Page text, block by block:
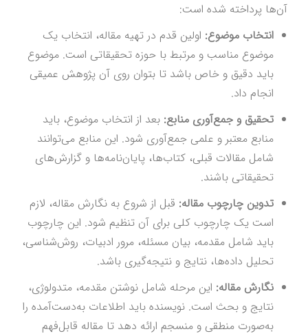
آن‌ها پرداخته شده است:
انتخاب موضوع: اولین قدم در تهیه مقاله، انتخاب یک
موضوع مناسب و مرتبط با حوزه تحقیقاتی است. موضوع
باید دقیق و خاص باشد تا بتوان روی آن پژوهش عمیقی
انجام داد.
تحقیق و جمع‌آوری منابع: بعد از انتخاب موضوع، باید
منابع معتبر و علمی جمع‌آوری شود. این منابع می‌توانند
شامل مقالات قبلی، کتاب‌ها، پایان‌نامه‌ها و گزارش‌های
تحقیقاتی باشند.
تدوین چارچوب مقاله: قبل از شروع به نگارش مقاله، لازم
است یک چارچوب کلی برای آن تنظیم شود. این چارچوب
باید شامل مقدمه، بیان مسئله، مرور ادبیات، روش‌شناسی،
تحلیل داده‌ها، نتایج و نتیجه‌گیری باشد.
نگارش مقاله: این مرحله شامل نوشتن مقدمه، متدولوژی،
نتایج و بحث است. نویسنده باید اطلاعات به‌دست‌آمده را
به‌صورت منطقی و منسجم ارائه دهد تا مقاله قابل‌فهم